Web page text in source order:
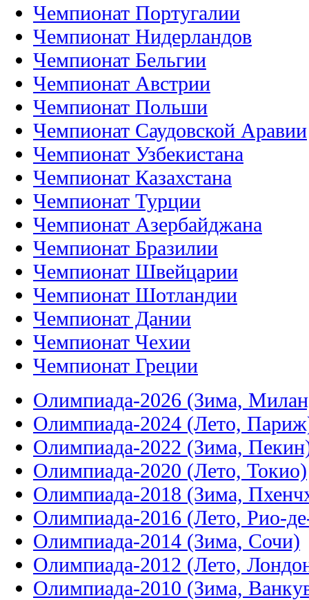
Чемпионат Португалии
Чемпионат Нидерландов
Чемпионат Бельгии
Чемпионат Австрии
Чемпионат Польши
Чемпионат Саудовской Аравии
Чемпионат Узбекистана
Чемпионат Казахстана
Чемпионат Турции
Чемпионат Азербайджана
Чемпионат Бразилии
Чемпионат Швейцарии
Чемпионат Шотландии
Чемпионат Дании
Чемпионат Чехии
Чемпионат Греции
Олимпиада-2026 (Зима,
Олимпиада-2024 (Лето,
Олимпиада-2022 (Зима,
Олимпиада-2020 (Лето, Токио)
Олимпиада-2018 (Зима,
Олимпиада-2016 (Лето, Рио-
Олимпиада-2014 (Зима, Сочи)
Олимпиада-2012 (Лето,
Олимпиада-2010 (Зима,